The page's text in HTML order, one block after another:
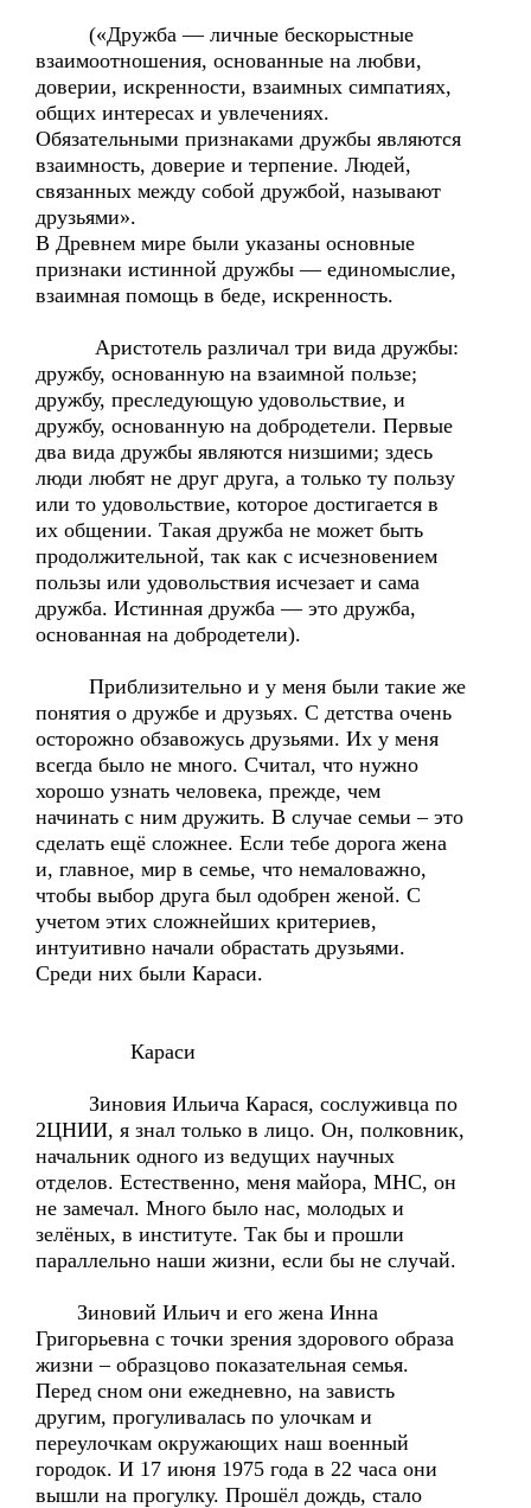
(«Дружба — личные бескорыстные
взаимоотношения, основанные на любви,
доверии, искренности, взаимных симпатиях,
общих интересах и увлечениях.
Обязательными признаками дружбы являются
взаимность, доверие и терпение. Людей,
связанных между собой дружбой, называют
друзьями».
В Древнем мире были указаны основные
признаки истинной дружбы — единомыслие,
взаимная помощь в беде, искренность.
Аристотель различал три вида дружбы:
дружбу, основанную на взаимной пользе;
дружбу, преследующую удовольствие, и
дружбу, основанную на добродетели. Первые
два вида дружбы являются низшими; здесь
люди любят не друг друга, а только ту пользу
или то удовольствие, которое достигается в
их общении. Такая дружба не может быть
продолжительной, так как с исчезновением
пользы или удовольствия исчезает и сама
дружба. Истинная дружба — это дружба,
основанная на добродетели).
Приблизительно и у меня были такие же
понятия о дружбе и друзьях. С детства очень
осторожно обзавожусь друзьями. Их у меня
всегда было не много. Считал, что нужно
хорошо узнать человека, прежде, чем
начинать с ним дружить. В случае семьи – это
сделать ещё сложнее. Если тебе дорога жена
и, главное, мир в семье, что немаловажно,
чтобы выбор друга был одобрен женой. С
учетом этих сложнейших критериев,
интуитивно начали обрастать друзьями.
Среди них были Караси.
Караси
Зиновия Ильича Карася, сослуживца по
2ЦНИИ, я знал только в лицо. Он, полковник,
начальник одного из ведущих научных
отделов. Естественно, меня майора, МНС, он
не замечал. Много было нас, молодых и
зелёных, в институте. Так бы и прошли
параллельно наши жизни, если бы не случай.
Зиновий Ильич и его жена Инна
Григорьевна с точки зрения здорового образа
жизни – образцово показательная семья.
Перед сном они ежедневно, на зависть
другим, прогуливалась по улочкам и
переулочкам окружающих наш военный
городок. И 17 июня 1975 года в 22 часа они
вышли на прогулку. Прошёл дождь, стало